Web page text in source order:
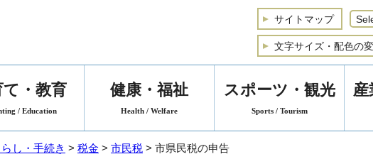
サイトマップ
文字サイズ・配色の
て・教育
/ Education
健康・福祉
Health / Welfare
スポーツ・観光
Sports / Tourism
産
らし・手続き > 税金 > 市民税 > 市県民税の申告